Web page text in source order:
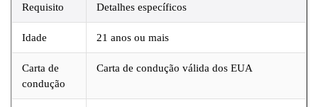
Requisito Detalhes específicos
Idade 21 anos ou mais
Carta de
condução
Carta de condução válida dos EUA